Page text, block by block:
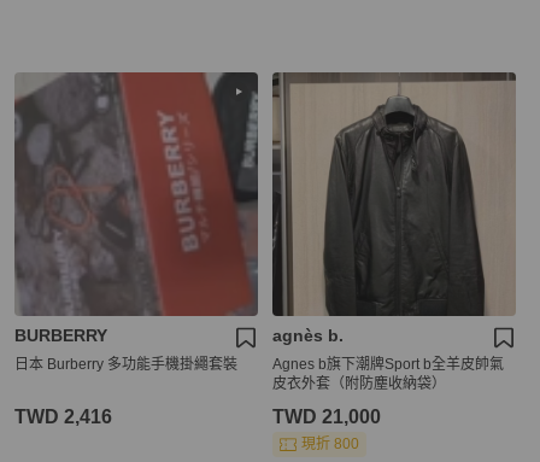
BURBERRY
日本 Burberry 多功能手機掛繩套裝
TWD 2,416
agnès b.
Agnes b旗下潮牌Sport b全羊皮帥氣
皮衣外套（附防塵收納袋）
TWD 21,000
現折 800